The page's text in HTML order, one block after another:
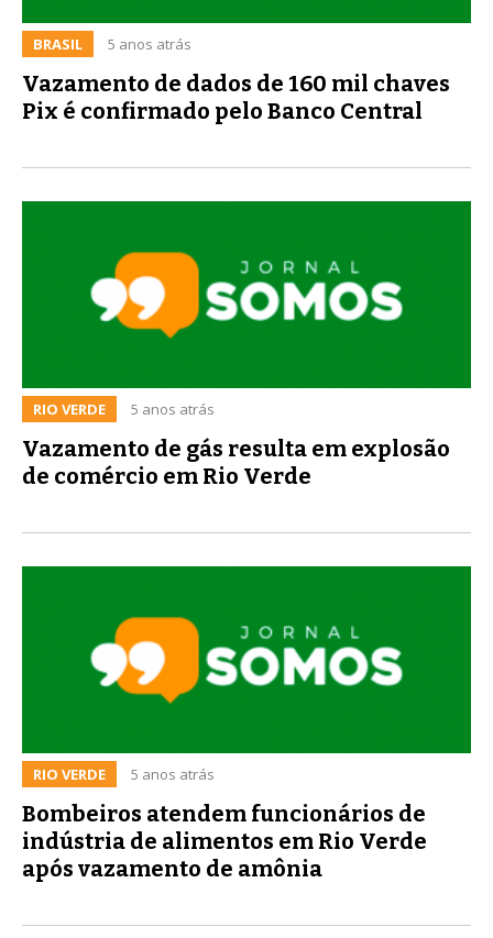
BRASIL 5 anos atrás
Vazamento de dados de 160 mil chaves
Pix é confirmado pelo Banco Central
RIO VERDE 5 anos atrás
Vazamento de gás resulta em explosão
de comércio em Rio Verde
RIO VERDE 5 anos atrás
Bombeiros atendem funcionários de
indústria de alimentos em Rio Verde
após vazamento de amônia